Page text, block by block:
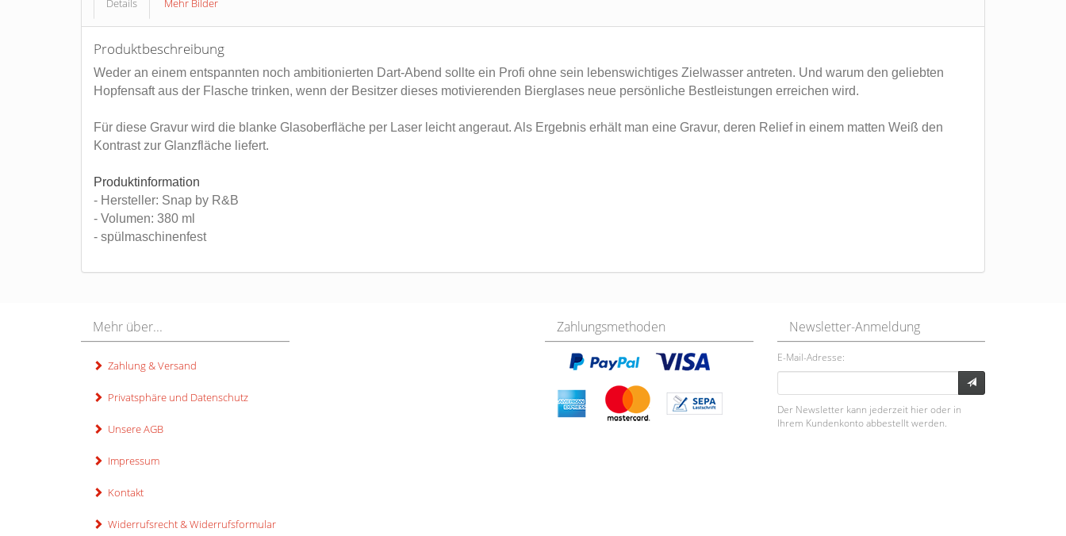
Details Mehr Bilder
Produktbeschreibung
Weder an einem entspannten noch ambitionierten Dart-Abend sollte ein Profi ohne sein lebenswichtiges Zielwasser antreten. Und warum den geliebten
Hopfensaft aus der Flasche trinken, wenn der Besitzer dieses motivierenden Bierglases neue persönliche Bestleistungen erreichen wird.
Für diese Gravur wird die blanke Glasoberfläche per Laser leicht angeraut. Als Ergebnis erhält man eine Gravur, deren Relief in einem matten Weiß den
Kontrast zur Glanzfläche liefert.
Produktinformation
- Hersteller: Snap by R&B
- Volumen: 380 ml
- spülmaschinenfest
Mehr über...
Zahlung & Versand
Privatsphäre und Datenschutz
Unsere AGB
Impressum
Kontakt
Widerrufsrecht & Widerrufsformular
Zahlungsmethoden Newsletter-Anmeldung
E-Mail-Adresse:
Der Newsletter kann jederzeit hier oder in
Ihrem Kundenkonto abbestellt werden.